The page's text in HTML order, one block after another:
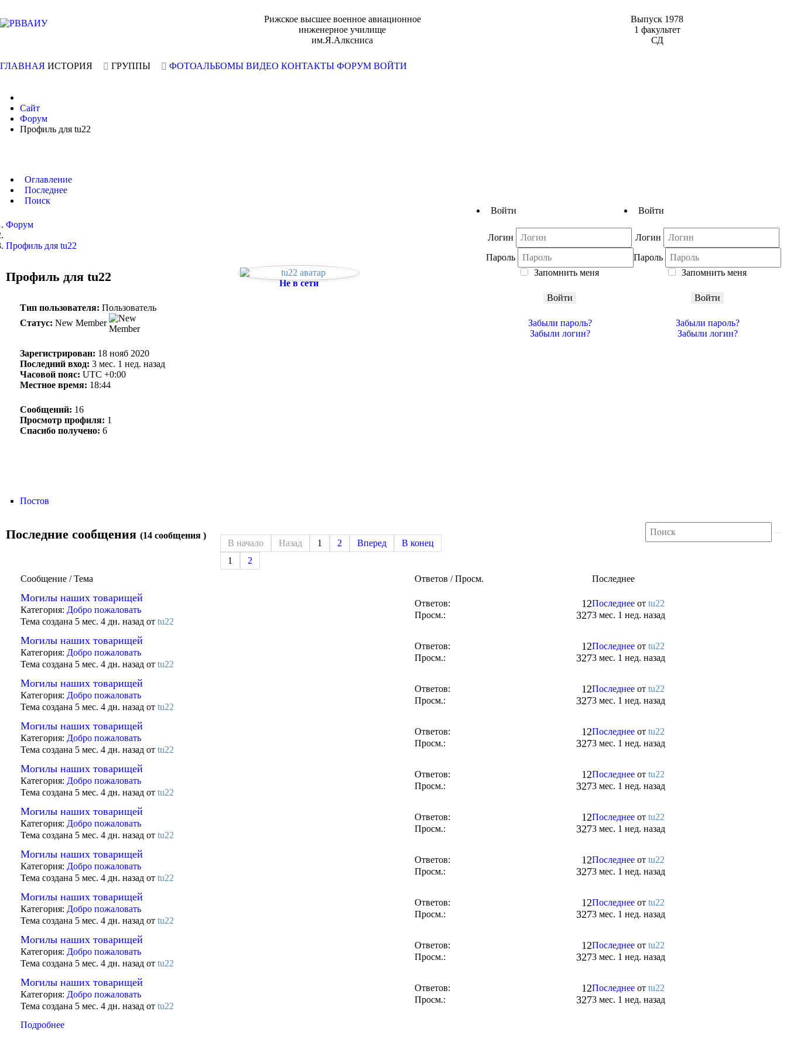
Рижское высшее военное авиационное
инженерное училище
им.Я.Алксниса
Выпуск 1978
1 факультет
СД
ГЛАВНАЯ ИСТОРИЯ ГРУППЫ ФОТОАЛЬБОМЫ ВИДЕО КОНТАКТЫ ФОРУМ ВОЙТИ
Сайт
Форум
Профиль для tu22
Оглавление
Последнее
Поиск
Войти
Логин
Пароль
Запомнить меня
Войти
Забыли пароль?
Забыли логин?
Войти
Логин
Пароль
Запомнить меня
Войти
Забыли пароль?
Забыли логин?
Форум
Профиль для tu22
Профиль для tu22 Не в сети
Тип пользователя: Пользователь
Статус: New Member
Зарегистрирован: 18 нояб 2020
Последний вход: 3 мес. 1 нед. назад
Часовой пояс: UTC +0:00
Местное время: 18:44
Сообщений: 16
Просмотр профиля: 1
Спасибо получено: 6
Постов
Последние сообщения (14 сообщения )
В начало Назад 1 2 Вперед
В конец
1
2
Сообщение / Тема
Ответов / Просм. Последнее
Подробнее
Могилы наших товарищей
Категория: Добро пожаловать
Тема создана 5 мес. 4 дн. назад от tu22
Ответов: 12
Просм.: 327
Последнее от tu22
3 мес. 1 нед. назад
Могилы наших товарищей
Категория: Добро пожаловать
Тема создана 5 мес. 4 дн. назад от tu22
Ответов: 12
Просм.: 327
Последнее от tu22
3 мес. 1 нед. назад
Могилы наших товарищей
Категория: Добро пожаловать
Тема создана 5 мес. 4 дн. назад от tu22
Ответов: 12
Просм.: 327
Последнее от tu22
3 мес. 1 нед. назад
Могилы наших товарищей
Категория: Добро пожаловать
Тема создана 5 мес. 4 дн. назад от tu22
Ответов: 12
Просм.: 327
Последнее от tu22
3 мес. 1 нед. назад
Могилы наших товарищей
Категория: Добро пожаловать
Тема создана 5 мес. 4 дн. назад от tu22
Ответов: 12
Просм.: 327
Последнее от tu22
3 мес. 1 нед. назад
Могилы наших товарищей
Категория: Добро пожаловать
Тема создана 5 мес. 4 дн. назад от tu22
Ответов: 12
Просм.: 327
Последнее от tu22
3 мес. 1 нед. назад
Могилы наших товарищей
Категория: Добро пожаловать
Тема создана 5 мес. 4 дн. назад от tu22
Ответов: 12
Просм.: 327
Последнее от tu22
3 мес. 1 нед. назад
Могилы наших товарищей
Категория: Добро пожаловать
Тема создана 5 мес. 4 дн. назад от tu22
Ответов: 12
Просм.: 327
Последнее от tu22
3 мес. 1 нед. назад
Могилы наших товарищей
Категория: Добро пожаловать
Тема создана 5 мес. 4 дн. назад от tu22
Ответов: 12
Просм.: 327
Последнее от tu22
3 мес. 1 нед. назад
Могилы наших товарищей
Категория: Добро пожаловать
Тема создана 5 мес. 4 дн. назад от tu22
Ответов: 12
Просм.: 327
Последнее от tu22
3 мес. 1 нед. назад